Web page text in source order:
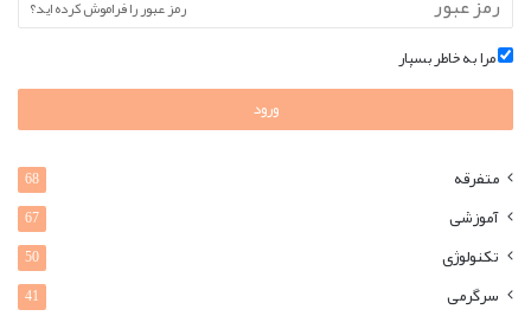
رمز عبور را فراموش کرده اید؟
مرا به خاطر بسپار
ورود
متفرقه 68
آموزشی 67
تکنولوژی 50
سرگرمی 41